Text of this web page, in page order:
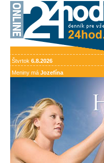
Štvrtok 6.8.2026
Meniny má Jozefína